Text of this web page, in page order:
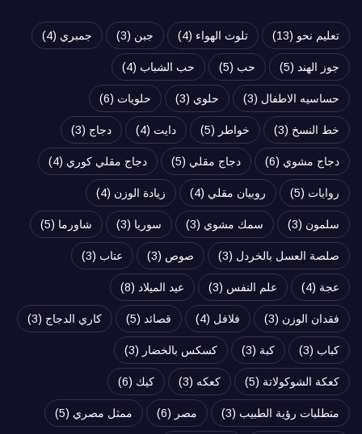
تعليم نحو (13) تلوث الهواء (4) جبن (3) جمبري (4)
جوز الهند (5) حب (5) حب الشباب (4)
حساسيه الاطفال (3) حلوي (3) حلويات (6)
خط النسخ (3) خواطر (5) دايت (4) دجاج (3)
دجاج مشوي (6) دجاج مقلي (5) دجاج مقلي كوري (4)
روايات (5) روبيان مقلي (4) زيادة الوزن (4)
سلمون (3) سمك مشوي (3) سوريا (3) شاورما (5)
صلصة العسل بالخردل (3) صوص (3) عتاب (3)
عجة (4) علم النفس (3) عيد الميلاد (8)
فقدان الوزن (3) فلافل (4) قصائد (5) كاري الدجاج (3)
كباب (3) كبة (3) كسكس بالخضار (3)
كعكة الشوكولاتة (5) كعكه (3) كيك (6)
متطلبات رؤية الطبيب (3) مصر (6) ممثل مصري (5)